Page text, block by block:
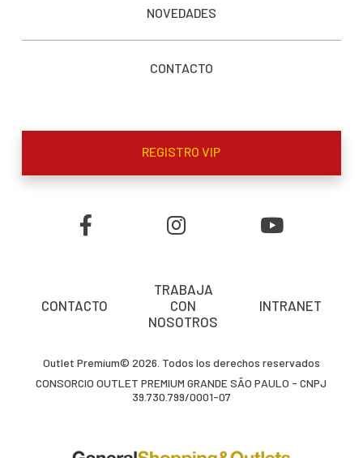
NOVEDADES
CONTACTO
REGISTRO VIP
CONTACTO
TRABAJA
CON
NOSOTROS
INTRANET
Outlet Premium© 2026. Todos los derechos reservados
CONSORCIO OUTLET PREMIUM GRANDE SÃO PAULO - CNPJ
39.730.799/0001-07